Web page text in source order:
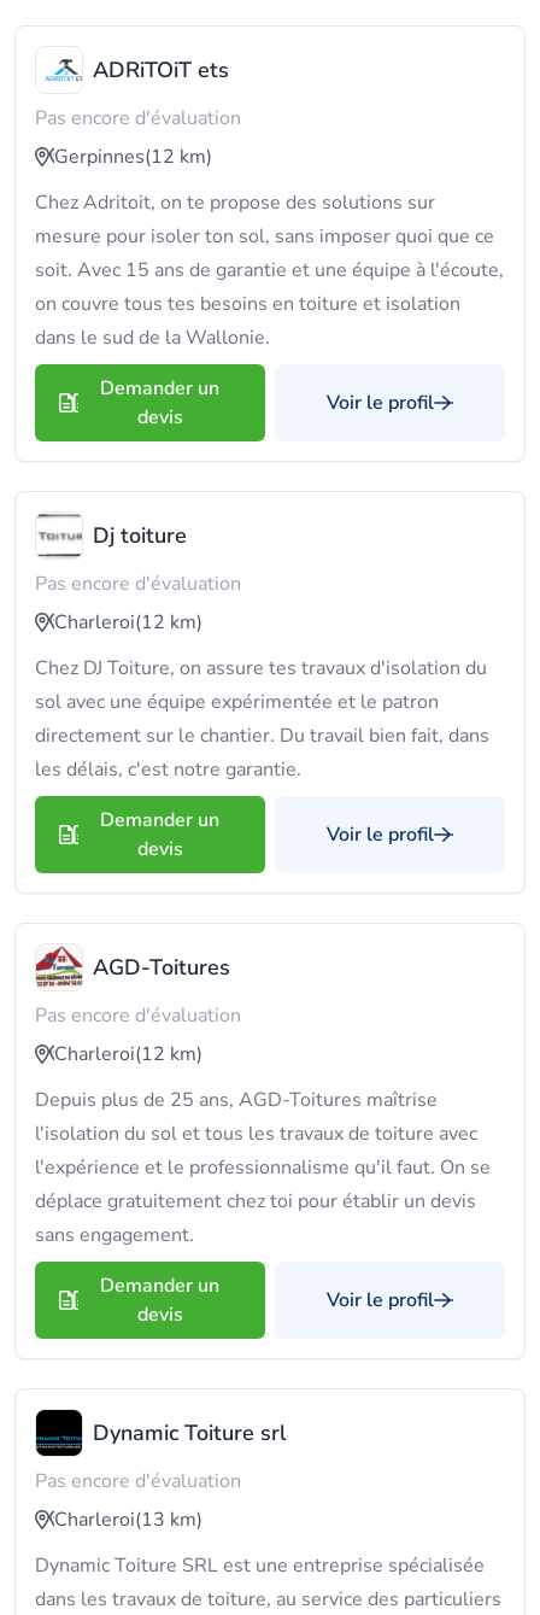
ADRiTOiT ets
Pas encore d'évaluation
Gerpinnes(12 km)
Chez Adritoit, on te propose des solutions sur
mesure pour isoler ton sol, sans imposer quoi que ce
soit. Avec 15 ans de garantie et une équipe à l'écoute,
on couvre tous tes besoins en toiture et isolation
dans le sud de la Wallonie.
Demander un
devis
Voir le profil
Dj toiture
Pas encore d'évaluation
Charleroi(12 km)
Chez DJ Toiture, on assure tes travaux d'isolation du
sol avec une équipe expérimentée et le patron
directement sur le chantier. Du travail bien fait, dans
les délais, c'est notre garantie.
Demander un
devis
Voir le profil
AGD-Toitures
Pas encore d'évaluation
Charleroi(12 km)
Depuis plus de 25 ans, AGD-Toitures maîtrise
l'isolation du sol et tous les travaux de toiture avec
l'expérience et le professionnalisme qu'il faut. On se
déplace gratuitement chez toi pour établir un devis
sans engagement.
Demander un
devis
Voir le profil
Dynamic Toiture srl
Pas encore d'évaluation
Charleroi(13 km)
Dynamic Toiture SRL est une entreprise spécialisée
dans les travaux de toiture, au service des particuliers